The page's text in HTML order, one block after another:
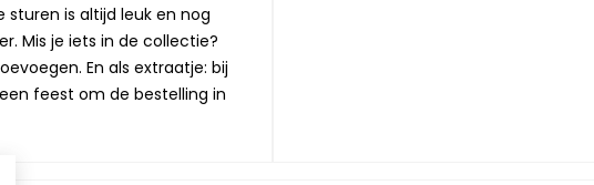
sturen is altijd leuk en nog
Mis je iets in de collectie?
En als extraatje: bij
feest om de bestelling in